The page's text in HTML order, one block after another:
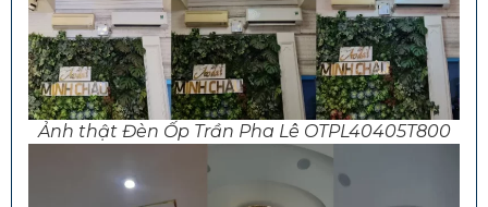
Ảnh thật Đèn Ốp Trần Pha Lê OTPL40405T800